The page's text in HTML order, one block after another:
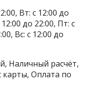
Вт: с 12:00 до
до 22:00, Пт: с
Вс: с 12:00 до
Наличный расчёт,
карты, Оплата по